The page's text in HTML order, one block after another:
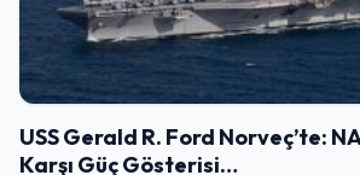
USS Gerald R. Ford Norveç’te:
Karşı Güç Gösterisi…
Şifre
Beni Hatırla